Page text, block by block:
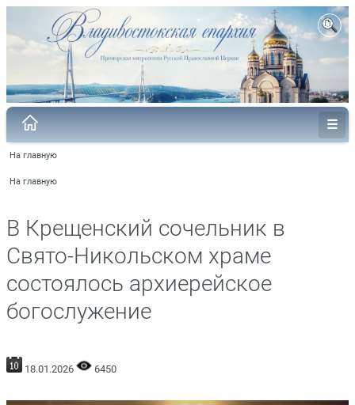
На главную
На главную
В Крещенский сочельник в
Свято-Никольском храме
состоялось архиерейское
богослужение
18.01.2026 6450